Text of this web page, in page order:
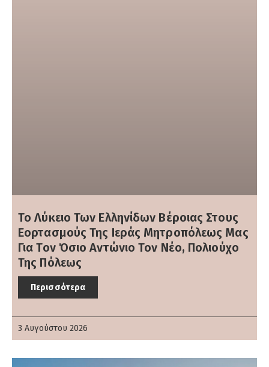
Το Λύκειο Των Ελληνίδων Βέροιας Στους
Εορτασμούς Της Ιεράς Μητροπόλεως Μας
Για Τον Όσιο Αντώνιο Τον Νέο, Πολιούχο
Της Πόλεως
Περισσότερα
3 Αυγούστου 2026